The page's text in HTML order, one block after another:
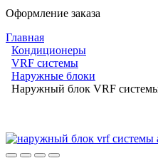
Оформление заказа
Главная
Кондиционеры
VRF системы
Наружные блоки
Наружный блок VRF